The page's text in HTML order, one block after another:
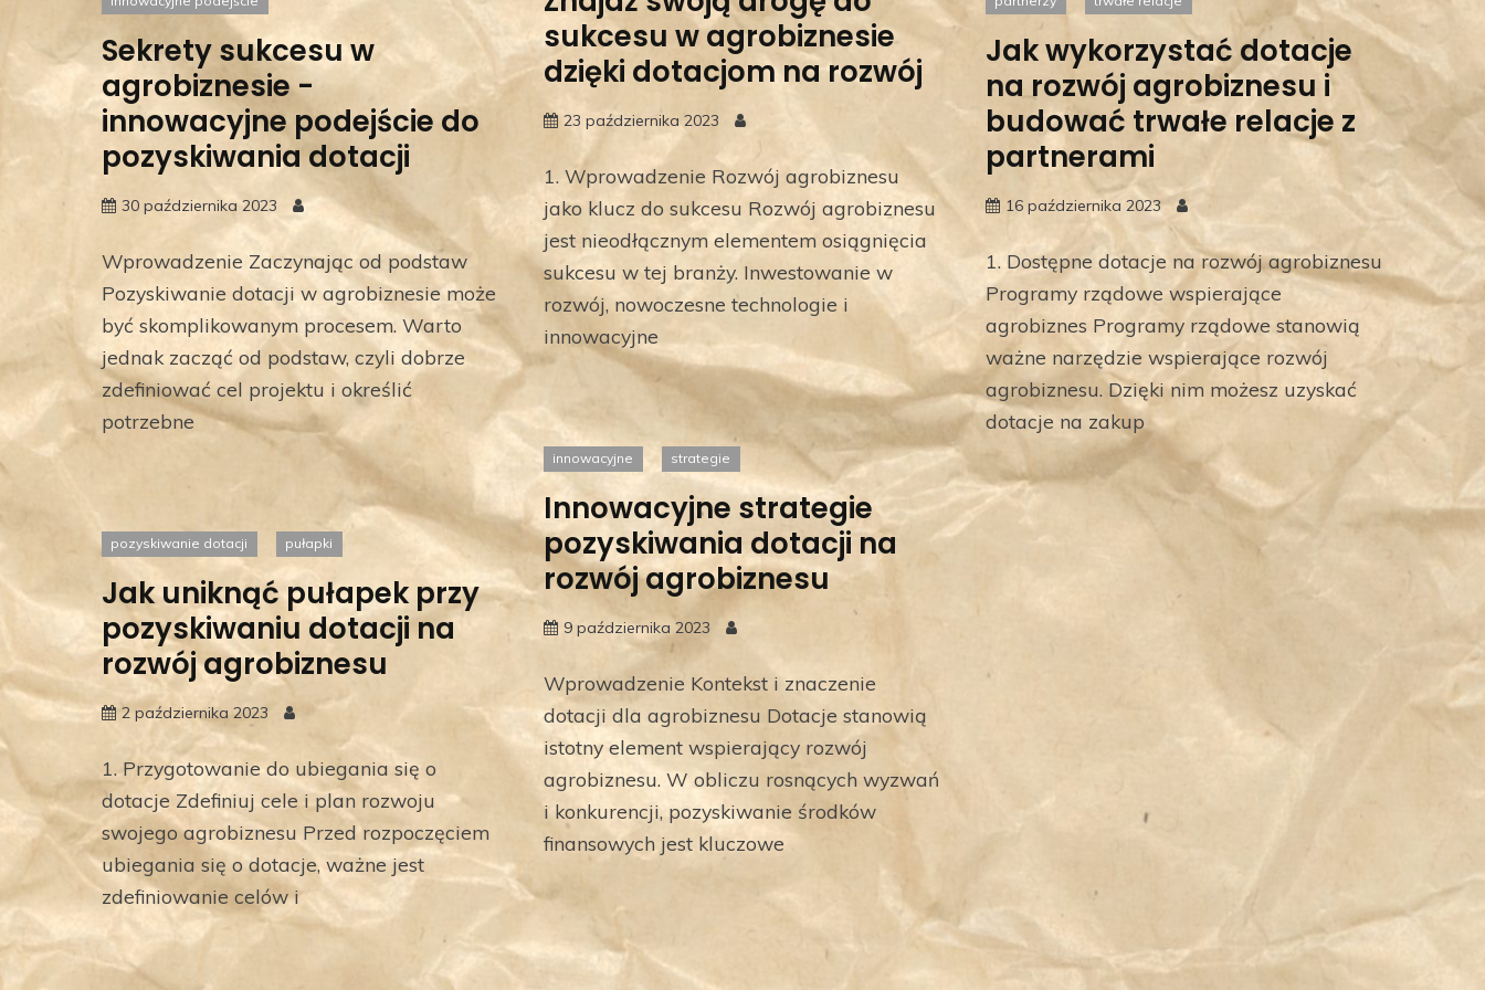
Sekrety sukcesu w
agrobiznesie -
innowacyjne podejście do
pozyskiwania dotacji
30 października 2023
Wprowadzenie Zaczynając od podstaw
Pozyskiwanie dotacji w agrobiznesie może
być skomplikowanym procesem. Warto
jednak zacząć od podstaw, czyli dobrze
zdefiniować cel projektu i określić
potrzebne
sukcesu w agrobiznesie
dzięki dotacjom na rozwój
23 października 2023
1. Wprowadzenie Rozwój agrobiznesu
jako klucz do sukcesu Rozwój agrobiznesu
jest nieodłącznym elementem osiągnięcia
sukcesu w tej branży. Inwestowanie w
rozwój, nowoczesne technologie i
innowacyjne
Jak wykorzystać dotacje
na rozwój agrobiznesu i
budować trwałe relacje z
partnerami
16 października 2023
1. Dostępne dotacje na rozwój agrobiznesu
Programy rządowe wspierające
agrobiznes Programy rządowe stanowią
ważne narzędzie wspierające rozwój
agrobiznesu. Dzięki nim możesz uzyskać
dotacje na zakup
innowacyjne strategie
Innowacyjne strategie
pozyskiwania dotacji na
rozwój agrobiznesu
9 października 2023
Wprowadzenie Kontekst i znaczenie
dotacji dla agrobiznesu Dotacje stanowią
istotny element wspierający rozwój
agrobiznesu. W obliczu rosnących wyzwań
i konkurencji, pozyskiwanie środków
finansowych jest kluczowe
pozyskiwanie dotacji pułapki
Jak uniknąć pułapek przy
pozyskiwaniu dotacji na
rozwój agrobiznesu
2 października 2023
1. Przygotowanie do ubiegania się o
dotacje Zdefiniuj cele i plan rozwoju
swojego agrobiznesu Przed rozpoczęciem
ubiegania się o dotacje, ważne jest
zdefiniowanie celów i